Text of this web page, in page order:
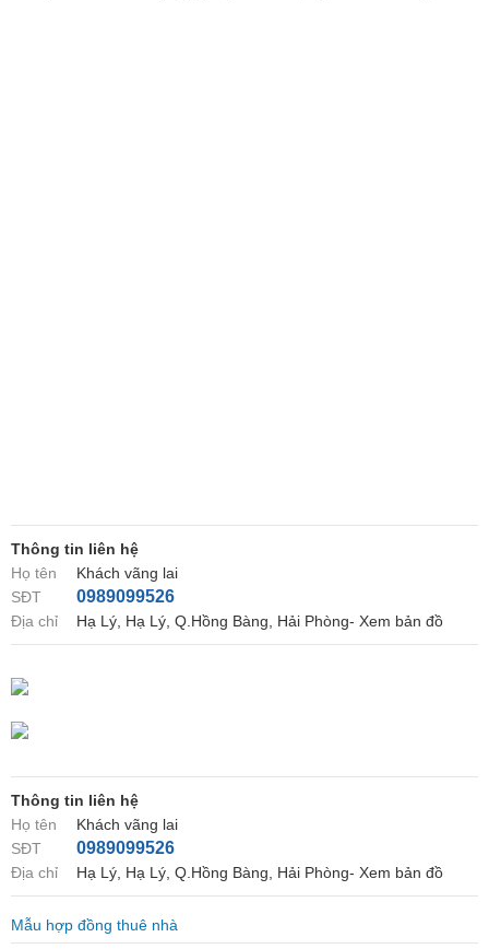
Thông tin liên hệ
Họ tên
Khách vãng lai
SĐT
0989099526
Địa chỉ Hạ Lý, Hạ Lý, Q.Hồng Bàng, Hải Phòng- Xem bản đồ
Thông tin liên hệ
Họ tên
Khách vãng lai
SĐT
0989099526
Địa chỉ Hạ Lý, Hạ Lý, Q.Hồng Bàng, Hải Phòng- Xem bản đồ
Mẫu hợp đồng thuê nhà